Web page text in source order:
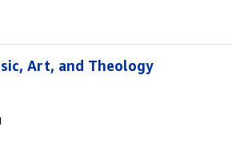
Art, and Theology